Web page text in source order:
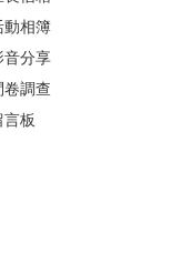
動相簿
音分享
卷調查
言板